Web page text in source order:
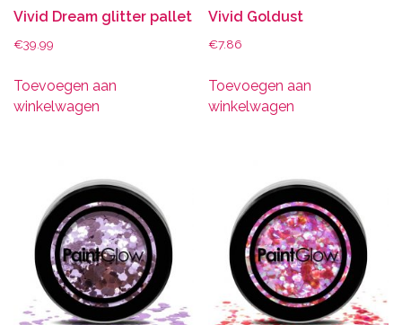
Vivid Dream glitter pallet
€39.99
Toevoegen aan
winkelwagen
Vivid Goldust
€7.86
Toevoegen aan
winkelwagen